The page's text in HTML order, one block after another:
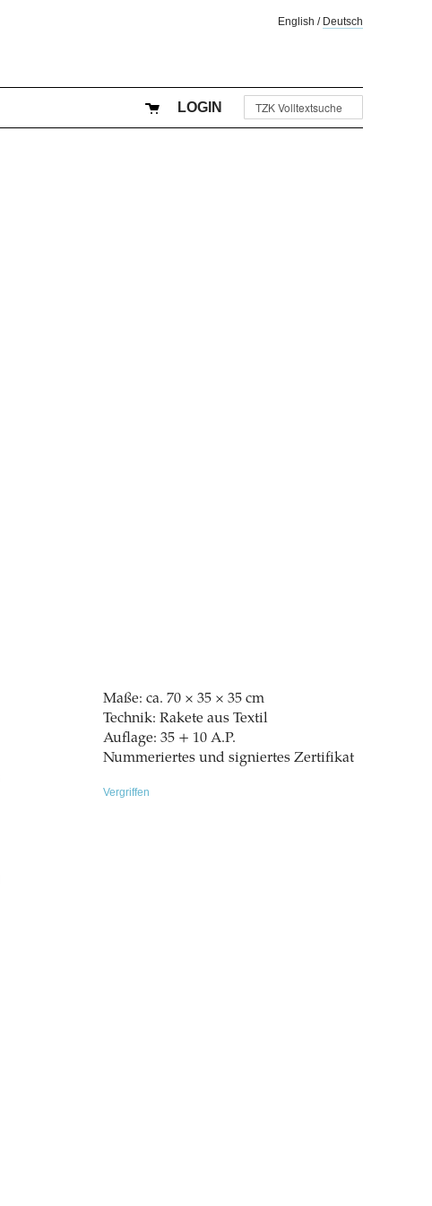
English / Deutsch
LOGIN
Maße: ca. 70 × 35 × 35 cm
Technik: Rakete aus Textil
Auflage: 35 + 10 A.P.
Nummeriertes und signiertes Zertifikat
Vergriffen